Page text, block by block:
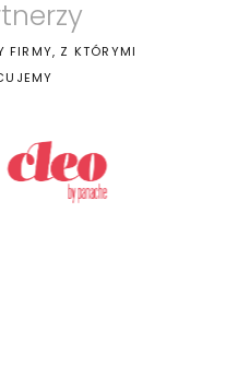
FIRMY, Z KTÓRYMI